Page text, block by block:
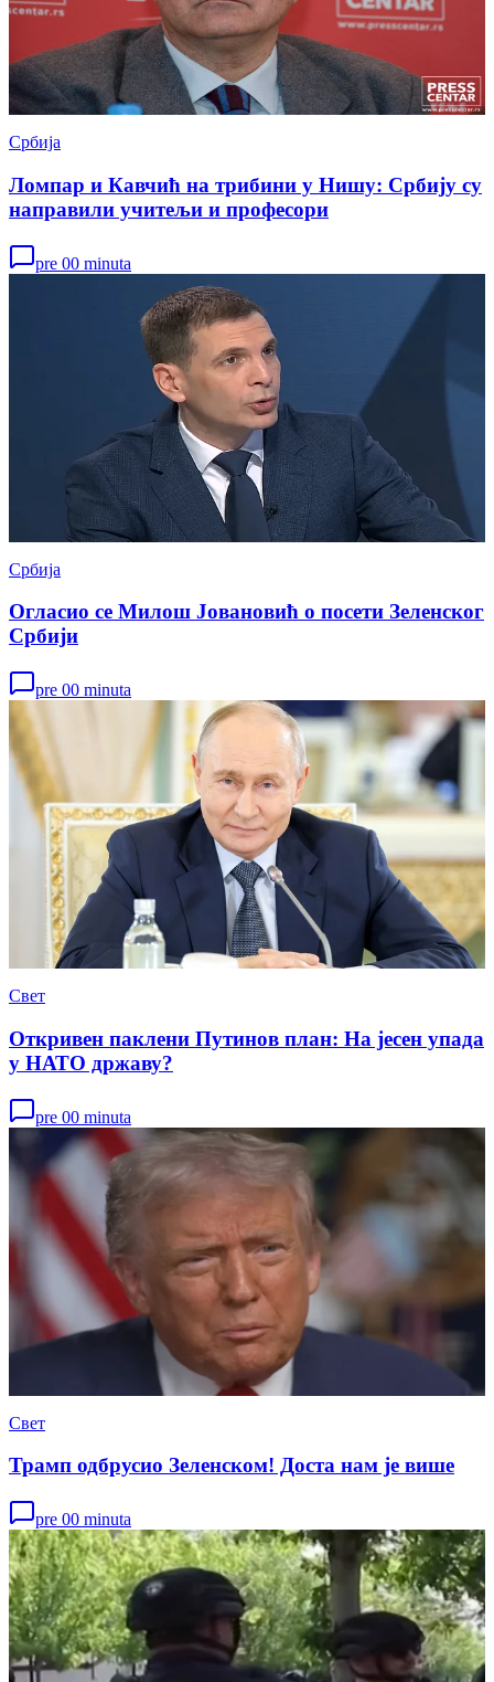
Србија
Ломпар и Кавчић на трибини у Нишу: Србију су
направили учитељи и професори
pre 00 minuta
Србија
Огласио се Милош Јовановић о посети Зеленског
Србији
pre 00 minuta
Свет
Откривен паклени Путинов план: На јесен упада
у НАТО државу?
pre 00 minuta
Свет
Трамп одбрусио Зеленском! Доста нам је више
pre 00 minuta